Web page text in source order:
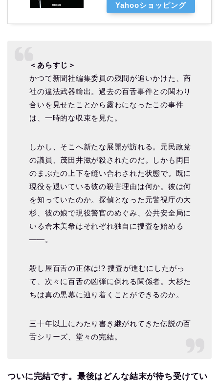
Yahooショッピング
＜あらすじ＞
かつて新聞社編集委員の残間が追いかけた、商
社の違法武器輸出。過去の百舌事件との関わり
合いを見せたことから露わになったこの事件
は、一時的な収束を見た。
しかし、そこへ新たな展開が訪れる。元民政党
の議員、茂田井滋が殺されたのだ。しかも両目
のまぶたの上下を縫い合わされた状態で。既に
現役を退いている彼の殺害理由は何か。彼は何
を知っていたのか。探偵となった元警視庁の大
杉、彼の娘で現役警官のめぐみ、公共安全局に
いる倉木美希はそれぞれ独自に捜査を始める
――。
殺し屋百舌の正体は!? 捜査が進むにしたがっ
て、次々に百舌の凶弾に倒れる関係者。大杉た
ちは真の黒幕に辿り着くことができるのか。
三十年以上にわたり書き継がれてきた伝説の百
舌シリーズ、堂々の完結。
ついに完結です。最後はどんな結末が待ち受けてい